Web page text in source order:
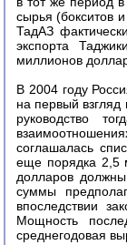
сырья (бокситов
ТадАЗ
экспорта
миллионов
В 2004 году
на первый взгляд
руководство
соглашалась
еще порядка 2,5
долларов
суммы
впоследствии
Мощность
среднегодовая